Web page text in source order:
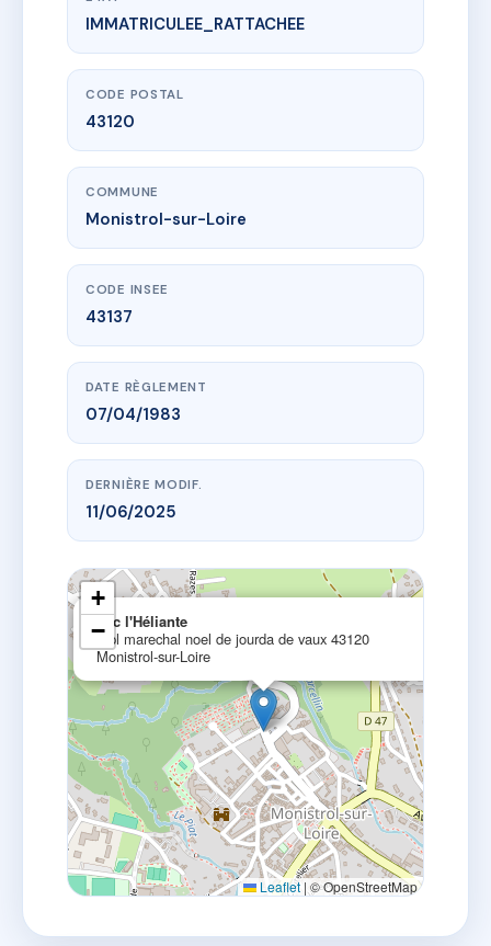
www.vme.plus/AD5755061
sdc l'Héliante
7 pl marechal noel de jourda de vaux
43120 Monistrol-sur-Loire
IMMATRICULEE_RATTACHEE
CODE POSTAL
43120
COMMUNE
Monistrol-sur-Loire
CODE INSEE
43137
DATE RÈGLEMENT
07/04/1983
DERNIÈRE MODIF.
11/06/2025
sdc l'Héliante
7 pl marechal noel de jourda de vaux 43120
Monistrol-sur-Loire
+
−
Leaflet | © OpenStreetMap